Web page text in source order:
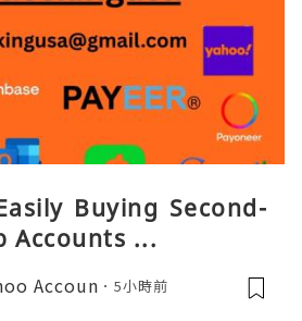
Buying Second-
Accounts ...
Accoun 5小時前